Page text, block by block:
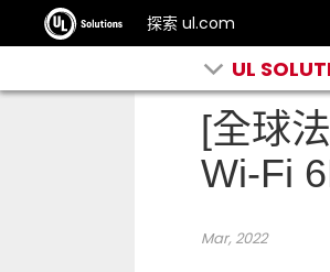
探索 ul.com
UL
[全球
Wi-Fi
Mar, 2022